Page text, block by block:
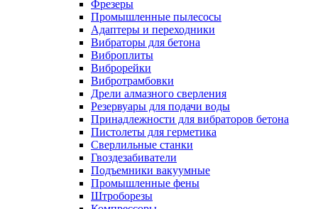
Фрезеры
Промышленные пылесосы
Адаптеры и переходники
Вибраторы для бетона
Виброплиты
Виброрейки
Вибротрамбовки
Дрели алмазного сверления
Резервуары для подачи воды
Принадлежности для вибраторов бетона
Пистолеты для герметика
Сверлильные станки
Гвоздезабиватели
Подъемники вакуумные
Промышленные фены
Штроборезы